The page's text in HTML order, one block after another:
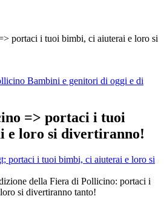
portaci i tuoi bimbi, ci aiuterai e loro si
Bambini e genitori di oggi e di
=> portaci i tuoi
e loro si divertiranno!
della Fiera di Pollicino: portaci i
si divertiranno tanto!